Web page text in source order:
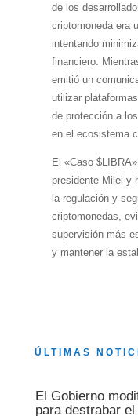
de los
criptomoneda era
intentando
financiero.
emitió un
utilizar
de protección a
en el ecosistema
El «Caso
presidente Milei y
la regulación y
criptomonedas,
supervisión más
y mantener la
ÚLTIMAS
El Gobierno
para destrabar